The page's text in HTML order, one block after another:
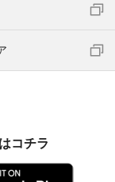
コチラ